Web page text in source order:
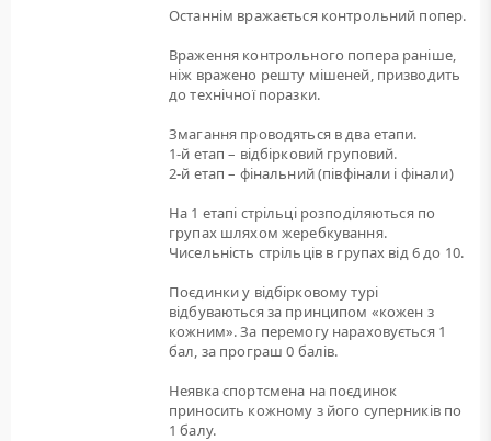
Останнім вражається контрольний попер.
Враження контрольного попера раніше,
ніж вражено решту мішеней, призводить
до технічної поразки.
Змагання проводяться в два етапи.
1-й етап – відбірковий груповий.
2-й етап – фінальний (півфінали і фінали)
На 1 етапі стрільці розподіляються по
групах шляхом жеребкування.
Чисельність стрільців в групах від 6 до 10.
Поєдинки у відбірковому турі
відбуваються за принципом «кожен з
кожним». За перемогу нараховується 1
бал, за програш 0 балів.
Неявка спортсмена на поєдинок
приносить кожному з його суперників по
1 балу.